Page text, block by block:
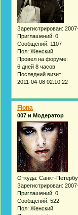
Зарегистрирован:
Приглашений: 0
Сообщений: 1107
Пол: Женский
Провел на форуме:
6 дней 8 часов
Последний визит:
2011-04-08 02:10:22
Fiona
007 и Модератор
Откуда: Санкт-
Зарегистрирован:
Приглашений: 0
Сообщений: 522
Пол: Женский